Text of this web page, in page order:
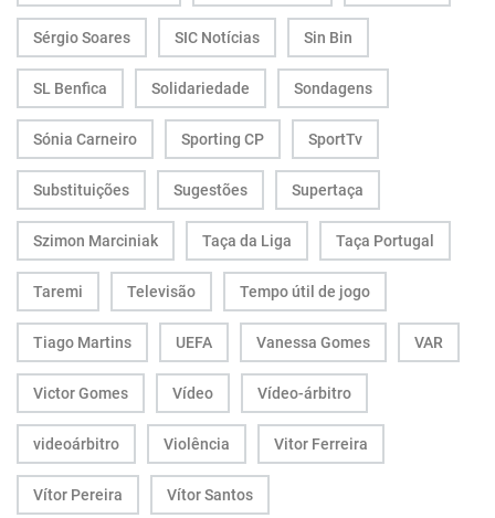
Sérgio Soares SIC Notícias Sin Bin
SL Benfica Solidariedade Sondagens
Sónia Carneiro Sporting CP SportTv
Substituições Sugestões Supertaça
Szimon Marciniak Taça da Liga Taça Portugal
Taremi Televisão Tempo útil de jogo
Tiago Martins UEFA Vanessa Gomes VAR
Victor Gomes Vídeo Vídeo-árbitro
videoárbitro Violência Vitor Ferreira
Vítor Pereira Vítor Santos